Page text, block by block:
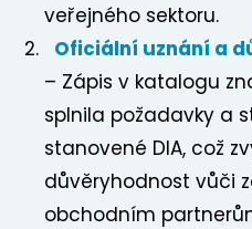
veřejného sektoru.
Oficiální uznání a
– Zápis v katalogu
splnila požadavky a
stanovené DIA, což
důvěryhodnost vůči
obchodním
Předchozí